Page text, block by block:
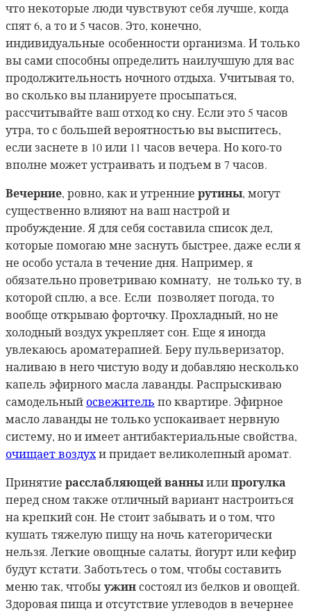
что некоторые люди чувствуют себя лучше, когда
спят 6, а то и 5 часов. Это, конечно,
индивидуальные особенности организма. И только
вы сами способны определить наилучшую для вас
продолжительность ночного отдыха. Учитывая то,
во сколько вы планируете просыпаться,
рассчитывайте ваш отход ко сну. Если это 5 часов
утра, то с большей вероятностью вы выспитесь,
если заснете в 10 или 11 часов вечера. Но кого-то
вполне может устраивать и подъем в 7 часов.
Вечерние, ровно, как и утренние рутины, могут
существенно влияют на ваш настрой и
пробуждение. Я для себя составила список дел,
которые помогаю мне заснуть быстрее, даже если я
не особо устала в течение дня. Например, я
обязательно проветриваю комнату, не только ту, в
которой сплю, а все. Если позволяет погода, то
вообще открываю форточку. Прохладный, но не
холодный воздух укрепляет сон. Еще я иногда
увлекаюсь ароматерапией. Беру пульверизатор,
наливаю в него чистую воду и добавляю несколько
капель эфирного масла лаванды. Распрыскиваю
самодельныйосвежитель по квартире. Эфирное
масло лаванды не только успокаивает нервную
систему, но и имеет антибактериальные свойства,
очищает воздухи придает великолепный аромат.
Принятие расслабляющей ванныилипрогулка
перед сном также отличный вариант настроиться
на крепкий сон. Не стоит забывать и о том, что
кушать тяжелую пищу на ночь категорически
нельзя. Легкие овощные салаты, йогурт или кефир
будут кстати. Заботьтесь о том, чтобы составить
меню так, чтобы ужин состоял из белков и овощей.
Здоровая пища и отсутствие углеводов в вечернее